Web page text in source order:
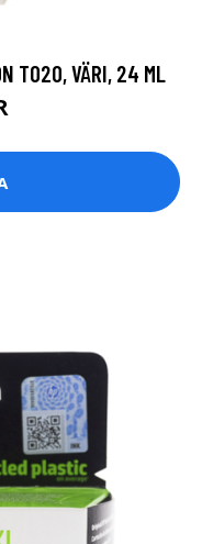
T020, VÄRI, 24 ML